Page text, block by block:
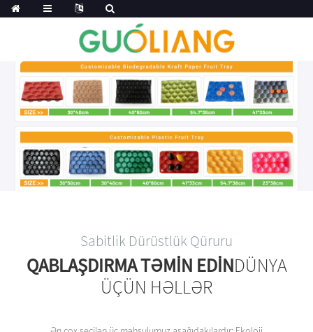
Sabitlik Dürüstlük Qüruru
QABLAŞDIRMA TƏMIN EDINDÜNYA
ÜÇÜN HƏLLƏR